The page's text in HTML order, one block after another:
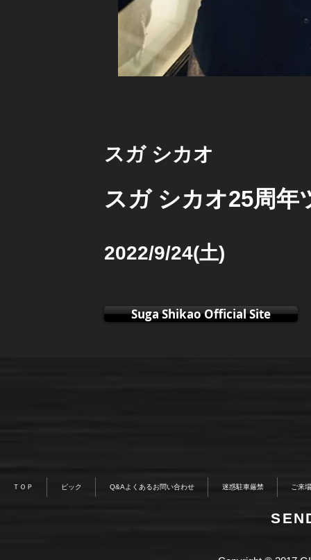
スガ シカオ
スガ シカオ25周年
2022/9/24(土)
Suga Shikao Official Site
ＴＯＰ ピック Q&Aよくあるお問い合わせ 迷惑駐車厳禁 ご来